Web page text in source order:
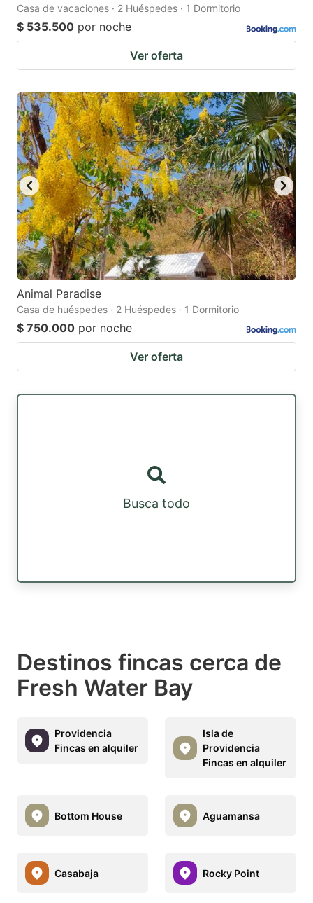
Casa de vacaciones · 2 Huéspedes · 1 Dormitorio
$ 535.500 por noche
Ver oferta
Animal Paradise
Casa de huéspedes · 2 Huéspedes · 1 Dormitorio
$ 750.000 por noche
Ver oferta
Busca todo
Destinos fincas cerca de
Fresh Water Bay
Providencia
Fincas en alquiler
Isla de
Providencia
Fincas en alquiler
Bottom House Aguamansa
Casabaja Rocky Point